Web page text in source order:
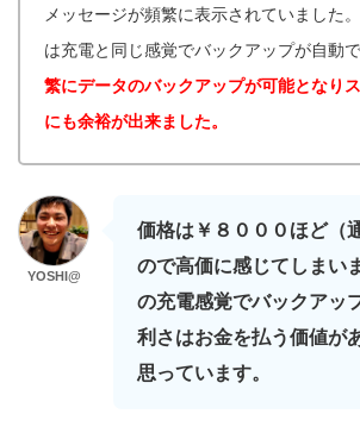
メッセージが頻繁に表示されていました
は充電と同じ感覚でバックアップが自動で
繁にデータのバックアップが可能となり
にも余裕が出来ました。
YOSHI@
価格は￥８０００ほど（
ので高価に感じてしまい
の充電感覚でバックアッ
利さはお金を払う価値が
思っています。